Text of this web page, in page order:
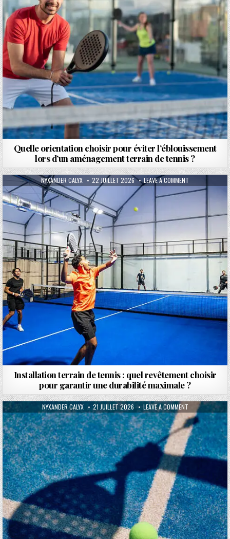
Quelle orientation choisir pour éviter l’éblouissement
lors d’un aménagement terrain de tennis ?
AUTHOR:
NYXANDER CALYX PUBLISHED DATE:
22 JUILLET 2026 LEAVE A COMMENT ON
Installation terrain de tennis : quel revêtement choisir
pour garantir une durabilité maximale ?
AUTHOR:
NYXANDER CALYX PUBLISHED DATE:
21 JUILLET 2026 LEAVE A COMMENTON QUELS